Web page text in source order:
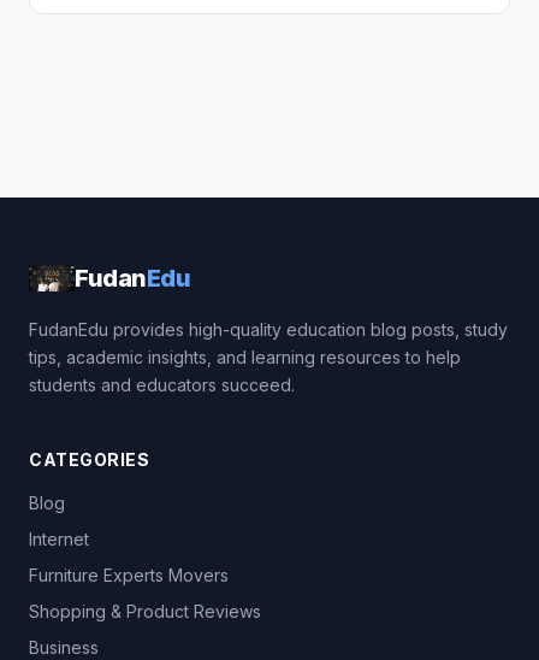
FudanEdu
FudanEdu provides high-quality education blog posts, study
tips, academic insights, and learning resources to help
students and educators succeed.
CATEGORIES
Blog
Internet
Furniture Experts Movers
Shopping & Product Reviews
Business